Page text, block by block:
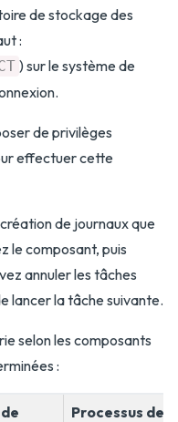
de stockage des
:
) sur le système de
de privilèges
effectuer cette
de journaux que
le composant, puis
annuler les tâches
lancer la tâche suivante.
selon les composants
:
Processus de